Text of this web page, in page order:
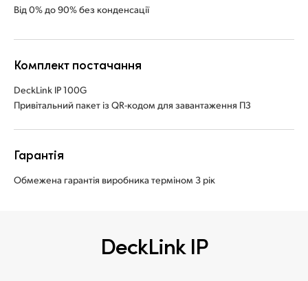
Від 0% до 90% без конденсації
Комплект постачання
DeckLink IP 100G
Привітальний пакет із QR-кодом для завантаження ПЗ
Гарантія
Обмежена гарантія виробника терміном 3 рік
DeckLink IP